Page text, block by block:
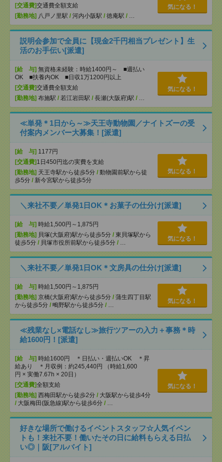
[交通費]交通費全額支給
[勤務地] 八戸ノ里駅 / 河内小阪駅 / 徳庵駅 / …
気になる！
説明会参加で全員に【現金2千円相当プレゼント】生
活のお手伝い[派遣]
[給 与] 無資格未経験：時給1400円～ ■週払い
OK ■扶養内OK ■日収1万1200円以上
[交通費]交通費全額支給
[勤務地] 布施駅 / 若江岩田駅 / 長瀬(大阪府)駅 / …
気になる！
≪単発＊1日から～≫天王寺動物園／ナイトズーの受
付案内メンバー大募集！[派遣]
[給 与] 1177円
[交通費] 1日450円迄の実費を支給
[勤務地] 天王寺駅から徒歩5分 / 動物園前駅から徒
歩5分 / 新今宮駅から徒歩5分
気になる！
＼来社不要／単発1日OK＊お菓子の仕分け[派遣]
[給 与] 時給1,500円～1,875円
[勤務地] 貝塚(大阪府)駅から徒歩5分 / 東貝塚駅から
徒歩5分 / 貝塚市役所前駅から徒歩5分 / …
気になる！
＼来社不要／単発1日OK＊文房具の仕分け[派遣]
[給 与] 時給1,500円～1,875円
[勤務地] 京橋(大阪府)駅から徒歩5分 / 蒲生四丁目駅
から徒歩5分 / 鴫野駅から徒歩5分 / …
気になる！
≪残業なし×電話なし≫旅行ツアーの入力＋事務＊時
給1600円！[派遣]
[給 与] 時給1600円 ＊日払い・週払いOK ＊昇
給あり ＊月収例：約245,440円 （時給1,600
円 × 実働7.67h × 20日）
[交通費]全額支給
[勤務地] 西梅田駅から徒歩2分 / 大阪駅から徒歩4分
/ 大阪梅田(阪急線)駅から徒歩6分 / …
気になる！
好きな場所で働けるイベントスタッフ☆人気イベン
トも！来社不要！働いたその日に給料もらえる日払
い◎｜阪[アルバイト]